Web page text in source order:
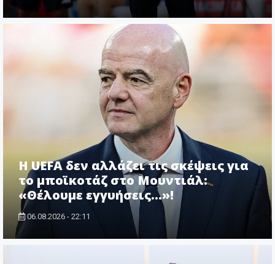
Η UEFA δεν αλλάζει τις σκέψεις για
το μποϊκοτάζ στο Μουντιάλ:
«Θέλουμε εγγυήσεις...»!
06.08.2026 - 22:11